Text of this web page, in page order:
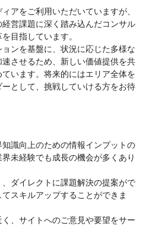
アをご利用いただいていますが、
営課題に深く踏み込んだコンサル
目指しています。
ンを基盤に、状況に応じた多様な
させるため、新しい価値提供を共
います。将来的にはエリア全体を
として、挑戦していける方をお待
識向上のための情報インプットの
未経験でも成長の機会が多くあり
ダイレクトに課題解決の提案がで
スキルアップすることができま
、サイトへのご意見や要望をサー